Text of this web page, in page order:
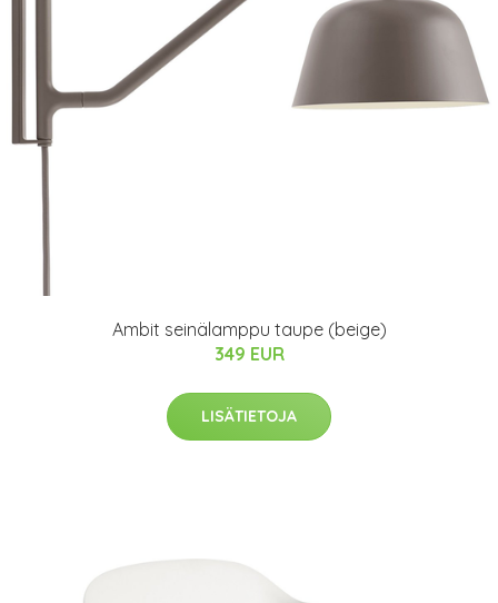
Ambit seinälamppu taupe (beige)
349 EUR
LISÄTIETOJA